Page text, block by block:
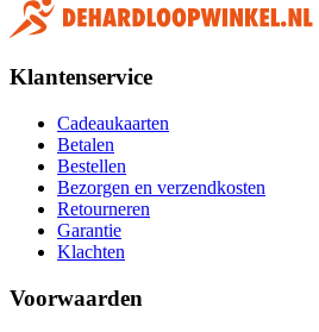
Klantenservice
Cadeaukaarten
Betalen
Bestellen
Bezorgen en verzendkosten
Retourneren
Garantie
Klachten
Voorwaarden